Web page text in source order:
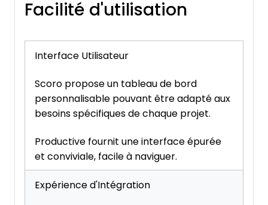
Facilité d'utilisation
Interface Utilisateur
Scoro propose un tableau de bord
personnalisable pouvant être adapté aux
besoins spécifiques de chaque projet.
Productive fournit une interface épurée
et conviviale, facile à naviguer.
Expérience d'Intégration